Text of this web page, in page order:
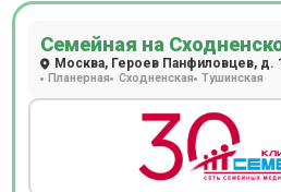
Семейная на
Москва, Героев Панфиловцев, д. 1
Планерная Сходненская Тушинская